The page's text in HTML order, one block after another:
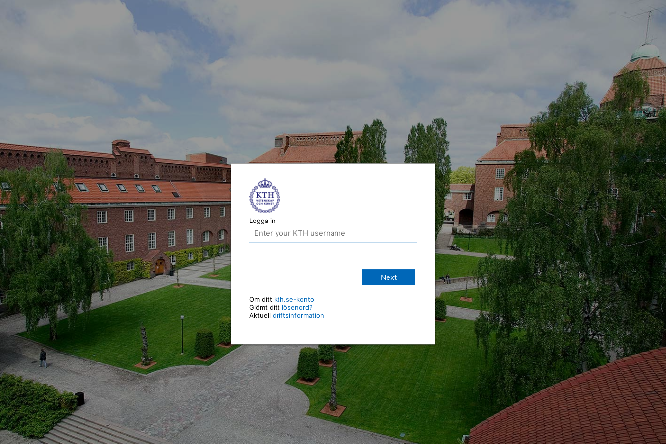
Logga in
Next
Om ditt kth.se-konto
Glömt ditt lösenord?
Aktuell driftsinformation